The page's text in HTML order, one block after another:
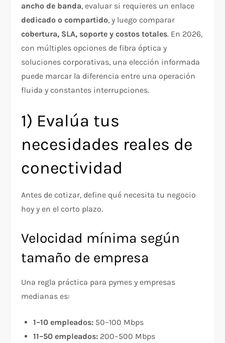
ancho de banda, evaluar si requieres un enlace
dedicado o compartido, y luego comparar
cobertura, SLA, soporte y costos totales. En 2026,
con múltiples opciones de fibra óptica y
soluciones corporativas, una elección informada
puede marcar la diferencia entre una operación
fluida y constantes interrupciones.
1) Evalúa tus
necesidades reales de
conectividad
Antes de cotizar, define qué necesita tu negocio
hoy y en el corto plazo.
Velocidad mínima según
tamaño de empresa
Una regla práctica para pymes y empresas
medianas es:
1–10 empleados: 50–100 Mbps
11–50 empleados: 200–500 Mbps